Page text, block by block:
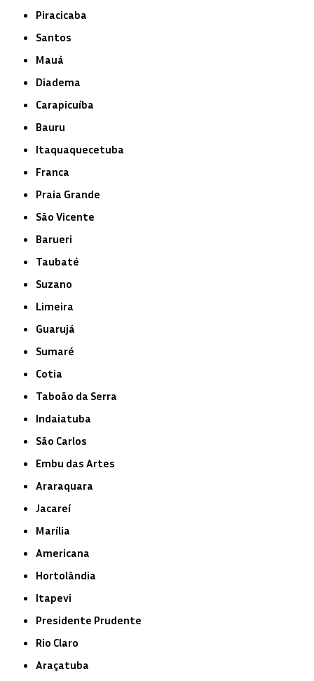
Piracicaba
Santos
Mauá
Diadema
Carapicuíba
Bauru
Itaquaquecetuba
Franca
Praia Grande
São Vicente
Barueri
Taubaté
Suzano
Limeira
Guarujá
Sumaré
Cotia
Taboão da Serra
Indaiatuba
São Carlos
Embu das Artes
Araraquara
Jacareí
Marília
Americana
Hortolândia
Itapevi
Presidente Prudente
Rio Claro
Araçatuba